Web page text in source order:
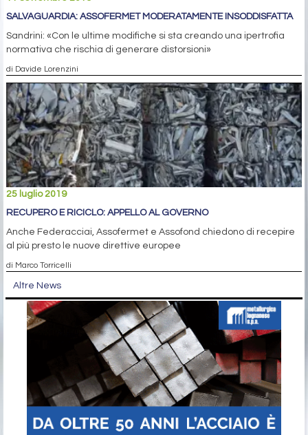
SALVAGUARDIA: ASSOFERMET MODERATAMENTE INSODDISFATTA
Sandrini: «Con le ultime modifiche si sta creando una ipertrofia
normativa che rischia di generare distorsioni»
di Davide Lorenzini
25 luglio 2019
RECUPERO E RICICLO: APPELLO AL GOVERNO
Anche Federacciai, Assofermet e Assofond chiedono di recepire
al più presto le nuove direttive europee
di Marco Torricelli
Altre News